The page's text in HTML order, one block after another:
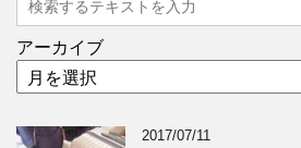
アーカイブ
2017/07/11